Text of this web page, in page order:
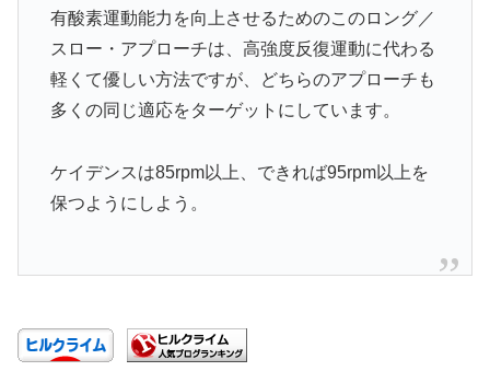
有酸素運動能力を向上させるためのこのロング／
スロー・アプローチは、高強度反復運動に代わる
軽くて優しい方法ですが、どちらのアプローチも
多くの同じ適応をターゲットにしています。
ケイデンスは85rpm以上、できれば95rpm以上を
保つようにしよう。